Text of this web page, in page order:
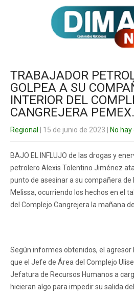
TRABAJADOR
GOLPEA A SU
INTERIOR DEL
CANGREJERA PEMEX.
Regional | 15 de junio de 2023 No
BAJO EL INFLUJO de las drogas y
petrolero Alexis Tolentino Jiménez
punto de asesinar a su compañera de
Melissa, ocurriendo los hechos en el
del Complejo Cangrejera la mañana
Según informes obtenidos, el agresor
que el Jefe de Área del Complejo
Jefatura de Recursos Humanos a
hicieran algo para impedir su salida